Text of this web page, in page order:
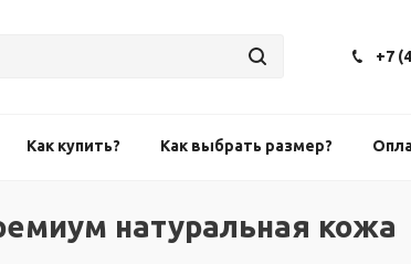
+7
Как купить? Как выбрать размер?
натуральная кожа